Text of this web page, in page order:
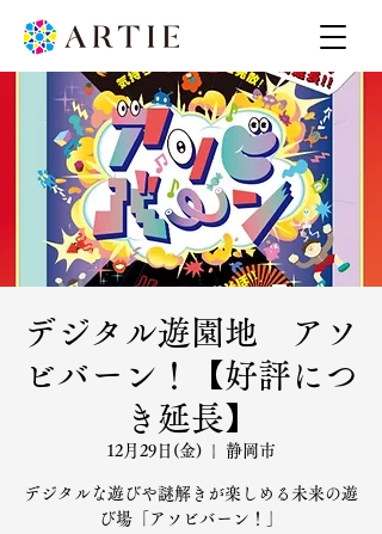
デジタル遊園地 アソ
ビバーン！【好評につ
き延長】
12月29日(金) 静岡市
デジタルな遊びや謎解きが楽しめる未来の遊
び場「アソビバーン！」